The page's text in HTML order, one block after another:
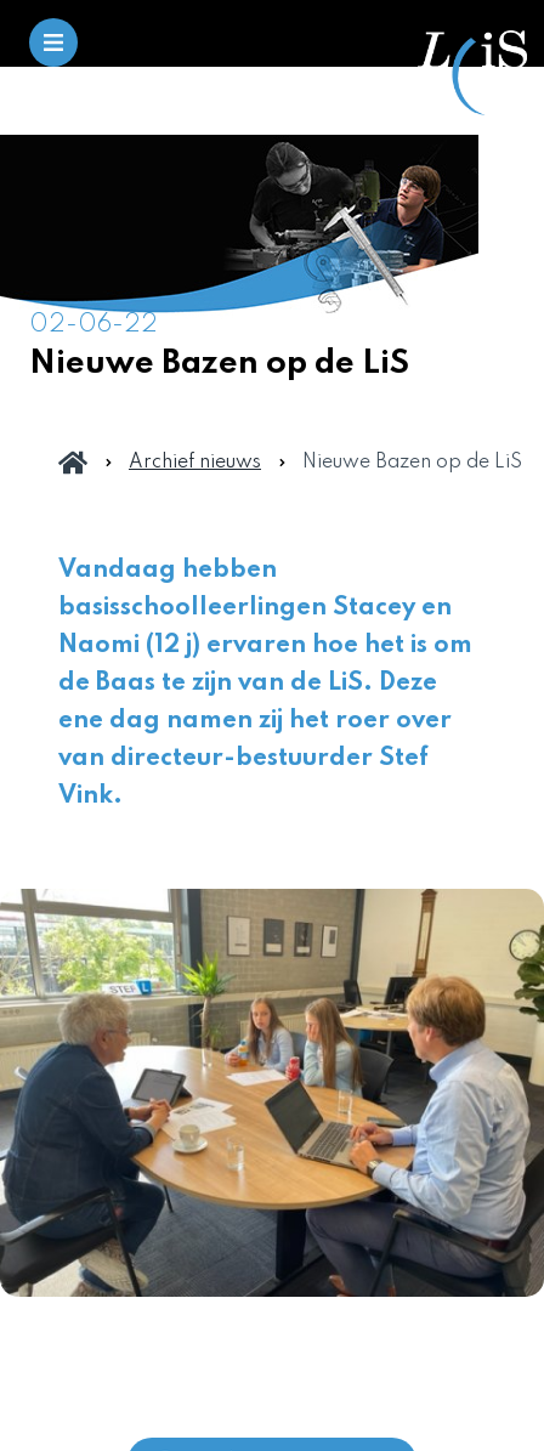
02-06-22
Nieuwe Bazen op de LiS
Archief nieuws Nieuwe Bazen op de LiS
Vandaag hebben
basisschoolleerlingen Stacey en
Naomi (12 j) ervaren hoe het is om
de Baas te zijn van de LiS. Deze
ene dag namen zij het roer over
van directeur-bestuurder Stef
Vink.